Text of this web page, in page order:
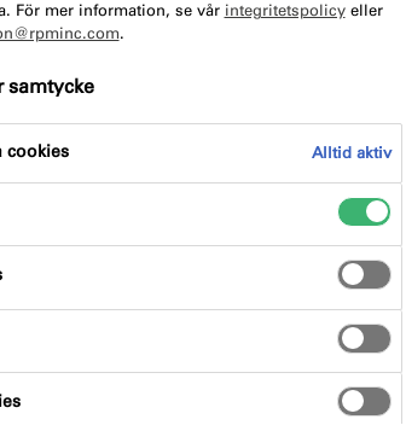
För mer information, se vår integritetspolicyeller
.
samtycke
cookies Alltid aktiv